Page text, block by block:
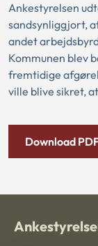
Ankestyrelsen
sandsynliggjort,
andet
Kommunen blev
fremtidige
ville blive sikret,
Download